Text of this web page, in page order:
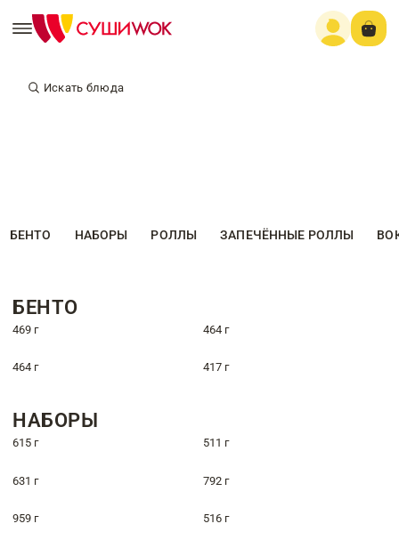
Искать блюда
БЕНТО НАБОРЫ РОЛЛЫ ЗАПЕЧЁННЫЕ РОЛЛЫ
БЕНТО
469 г 464 г
464 г 417 г
НАБОРЫ
615 г 511 г
631 г 792 г
959 г 516 г